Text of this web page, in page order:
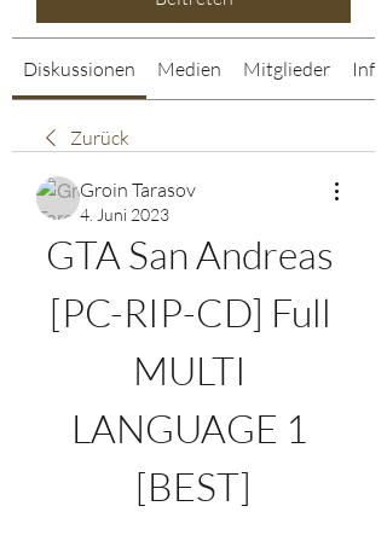
Diskussionen Medien Mitglieder Info
Zurück
Groin Tarasov
4. Juni 2023
GTA San Andreas
[PC-RIP-CD] Full
MULTI
LANGUAGE 1
[BEST]